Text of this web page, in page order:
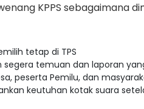
KPPS sebagaimana
tetap di TPS
temuan dan laporan
peserta Pemilu, dan
keutuhan kotak suara